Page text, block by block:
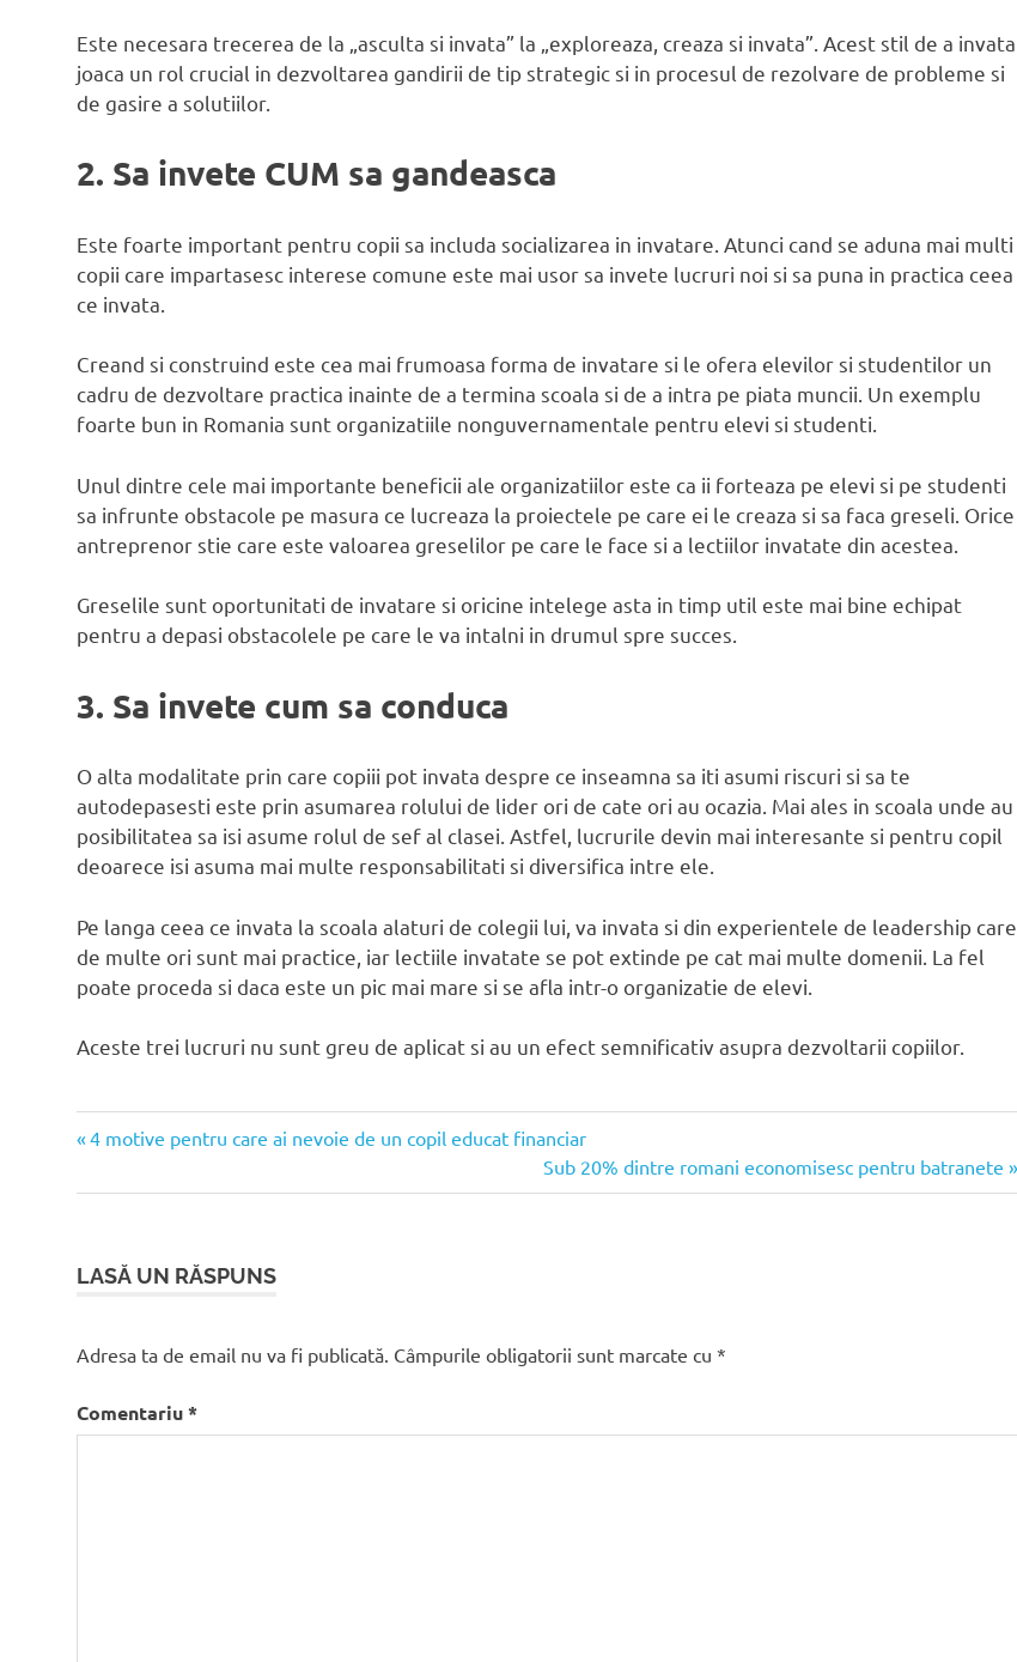
Este necesara trecerea de la „asculta si invata” la „exploreaza, creaza si invata”. Acest stil de a invata
joaca un rol crucial in dezvoltarea gandirii de tip strategic si in procesul de rezolvare de probleme si
de gasire a solutiilor.
2. Sa invete CUM sa gandeasca
Este foarte important pentru copii sa includa socializarea in invatare. Atunci cand se aduna mai multi
copii care impartasesc interese comune este mai usor sa invete lucruri noi si sa puna in practica ceea
ce invata.
Creand si construind este cea mai frumoasa forma de invatare si le ofera elevilor si studentilor un
cadru de dezvoltare practica inainte de a termina scoala si de a intra pe piata muncii. Un exemplu
foarte bun in Romania sunt organizatiile nonguvernamentale pentru elevi si studenti.
Unul dintre cele mai importante beneficii ale organizatiilor este ca ii forteaza pe elevi si pe studenti
sa infrunte obstacole pe masura ce lucreaza la proiectele pe care ei le creaza si sa faca greseli. Orice
antreprenor stie care este valoarea greselilor pe care le face si a lectiilor invatate din acestea.
Greselile sunt oportunitati de invatare si oricine intelege asta in timp util este mai bine echipat
pentru a depasi obstacolele pe care le va intalni in drumul spre succes.
3. Sa invete cum sa conduca
O alta modalitate prin care copiii pot invata despre ce inseamna sa iti asumi riscuri si sa te
autodepasesti este prin asumarea rolului de lider ori de cate ori au ocazia. Mai ales in scoala unde au
posibilitatea sa isi asume rolul de sef al clasei. Astfel, lucrurile devin mai interesante si pentru copil
deoarece isi asuma mai multe responsabilitati si diversifica intre ele.
Pe langa ceea ce invata la scoala alaturi de colegii lui, va invata si din experientele de leadership care
de multe ori sunt mai practice, iar lectiile invatate se pot extinde pe cat mai multe domenii. La fel
poate proceda si daca este un pic mai mare si se afla intr-o organizatie de elevi.
Aceste trei lucruri nu sunt greu de aplicat si au un efect semnificativ asupra dezvoltarii copiilor.
Navigare
în
Articolul
4 motive pentru care ai nevoie de un copil educat financiar
Articolul
următor:
Sub 20% dintre romani economisesc pentru batranete
LASĂ UN RĂSPUNS
Adresa ta de email nu va fi publicată. Câmpurile obligatorii sunt marcate cu *
Comentariu*